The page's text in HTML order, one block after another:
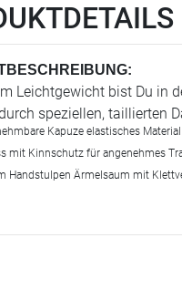
Leichtgewicht bist Du in
speziellen, taillierten
Kapuze elastisches
mit Kinnschutz für angenehmes
Handstulpen Ärmelsaum mit